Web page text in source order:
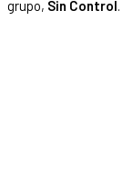
grupo, Sin Control.